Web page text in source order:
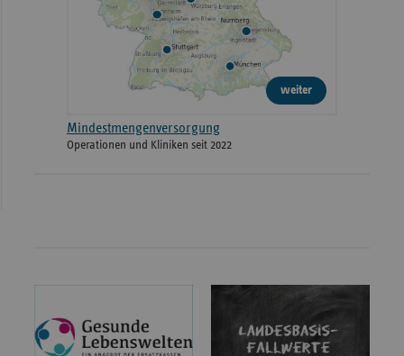
weiter
Mindestmengenversorgung
Operationen und Kliniken seit 2022